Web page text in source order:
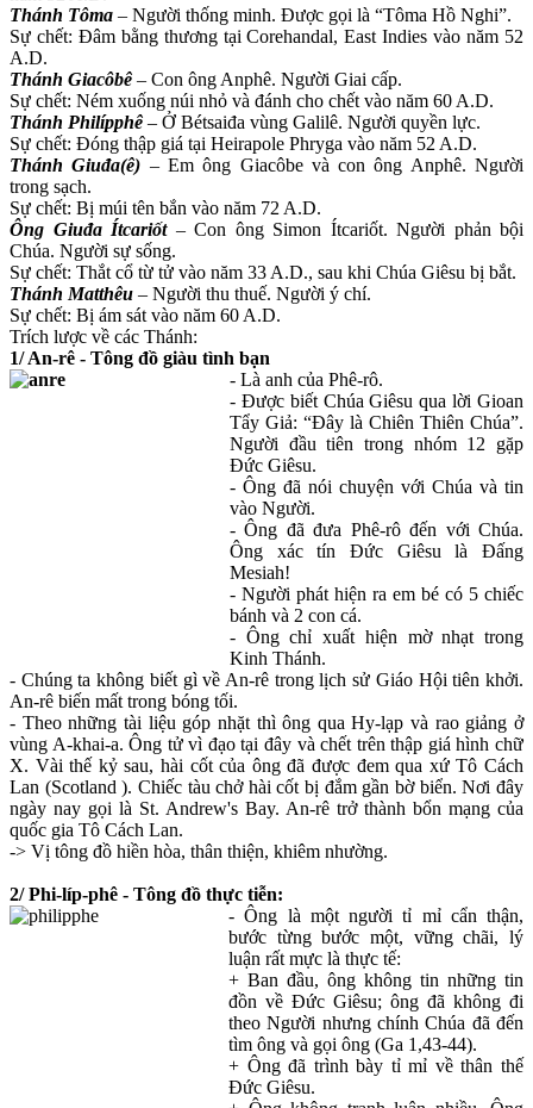
Thánh Tôma – Người thống minh. Ðược gọi là “Tôma Hồ Nghi”.
Sự chết: Ðâm bằng thương tại Corehandal, East Indies vào năm 52
A.D.
Thánh Giacôbê – Con ông Anphê. Người Giai cấp.
Sự chết: Ném xuống núi nhỏ và đánh cho chết vào năm 60 A.D.
Thánh Philípphê – Ở Bétsaiđa vùng Galilê. Người quyền lực.
Sự chết: Ðóng thập giá tại Heirapole Phryga vào năm 52 A.D.
Thánh Giuđa(ê) – Em ông Giacôbe và con ông Anphê. Người
trong sạch.
Sự chết: Bị múi tên bắn vào năm 72 A.D.
Ông Giuđa Ítcariốt– Con ông Simon Ítcariốt. Người phản bội
Chúa. Người sự sống.
Sự chết: Thắt cổ từ tử vào năm 33 A.D., sau khi Chúa Giêsu bị bắt.
Thánh Matthêu – Người thu thuế. Người ý chí.
Sự chết: Bị ám sát vào năm 60 A.D.
Trích lược về các Thánh:
1/ An-rê - Tông đồ giàu tình bạn
- Là anh của Phê-rô.
- Được biết Chúa Giêsu qua lời Gioan
Tẩy Giả: “Đây là Chiên Thiên Chúa”.
Người đầu tiên trong nhóm 12 gặp
Đức Giêsu.
- Ông đã nói chuyện với Chúa và tin
vào Người.
- Ông đã đưa Phê-rô đến với Chúa.
Ông xác tín Đức Giêsu là Đấng
Mesiah!
- Người phát hiện ra em bé có 5 chiếc
bánh và 2 con cá.
- Ông chỉ xuất hiện mờ nhạt trong
Kinh Thánh.
- Chúng ta không biết gì về An-rê trong lịch sử Giáo Hội tiên khởi.
An-rê biến mất trong bóng tối.
- Theo những tài liệu góp nhặt thì ông qua Hy-lạp và rao giảng ở
vùng A-khai-a. Ông tử vì đạo tại đây và chết trên thập giá hình chữ
X. Vài thế kỷ sau, hài cốt của ông đã được đem qua xứ Tô Cách
Lan (Scotland ). Chiếc tàu chở hài cốt bị đắm gần bờ biển. Nơi đây
ngày nay gọi là St. Andrew's Bay. An-rê trở thành bổn mạng của
quốc gia Tô Cách Lan.
-> Vị tông đồ hiền hòa, thân thiện, khiêm nhường.
2/ Phi-líp-phê - Tông đồ thực tiễn:
- Ông là một người tỉ mỉ cẩn thận,
bước từng bước một, vững chãi, lý
luận rất mực là thực tế:
+ Ban đầu, ông không tin những tin
đồn về Đức Giêsu; ông đã không đi
theo Người nhưng chính Chúa đã đến
tìm ông và gọi ông (Ga 1,43-44).
+ Ông đã trình bày tỉ mỉ về thân thế
Đức Giêsu.